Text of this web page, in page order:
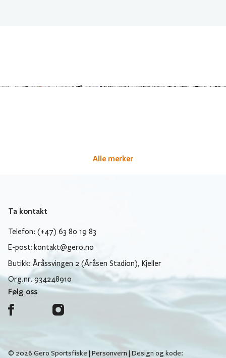
Alle merker
Ta kontakt
Telefon: (+47) 63 80 19 83
E-post: kontakt@gero.no
Butikk: Åråssvingen 2 (Åråsen Stadion), Kjeller
Org.nr. 934248910
Følg oss
© 2026 Gero Sportsfiske | Personvern | Design og kode: